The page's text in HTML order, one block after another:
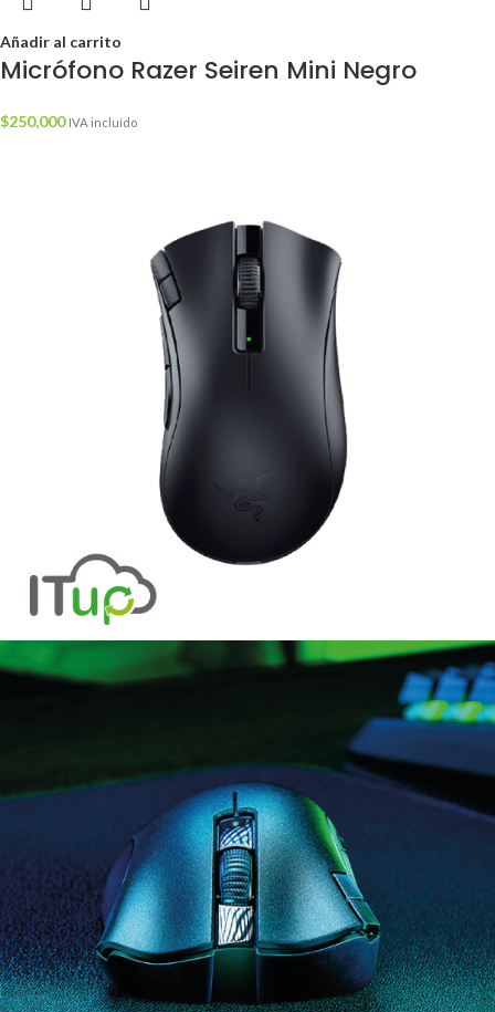
Añadir al carrito
Micrófono Razer Seiren Mini Negro
$250,000 IVA incluído